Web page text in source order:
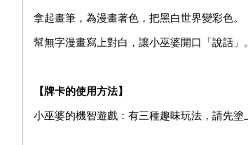
拿起畫筆，為漫畫著色，把黑白世界變彩色。
幫無字漫畫寫上對白，讓小巫婆開口「說話」。
【牌卡的使用方法】
小巫婆的機智遊戲：有三種趣味玩法，請先塗